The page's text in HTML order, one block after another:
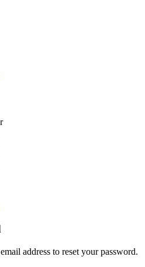
address to reset your password.